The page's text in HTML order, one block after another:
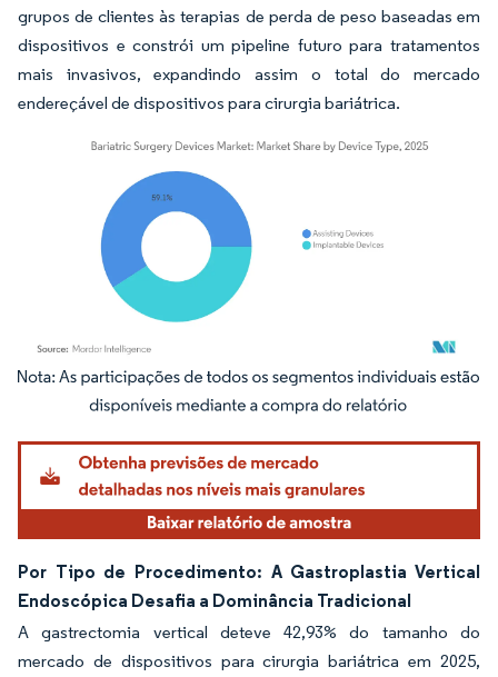
grupos de clientes às terapias de perda de peso baseadas em
dispositivos e constrói um pipeline futuro para tratamentos
mais invasivos, expandindo assim o total do mercado
endereçável de dispositivos para cirurgia bariátrica.
Imagem © Mordor Intelligence. O reuso requer atribuição conforme CC BY 4.0.
Por Tipo de Procedimento: A Gastroplastia Vertical
Endoscópica Desafia a Dominância Tradicional
A gastrectomia vertical deteve 42,93% do tamanho do
mercado de dispositivos para cirurgia bariátrica em 2025,